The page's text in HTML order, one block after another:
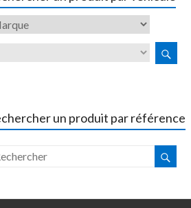
un produit par référence